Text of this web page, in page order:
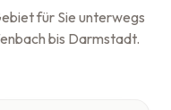
für Sie unterwegs
bis Darmstadt.